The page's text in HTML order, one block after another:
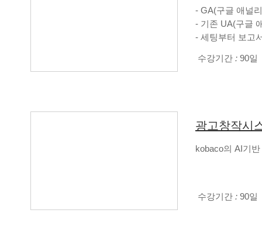
- GA(구글 애널
- 기존 UA(구글
- 세팅부터 보고
수강기간 : 90일
광고창작시
kobaco의 AI기
수강기간 : 90일